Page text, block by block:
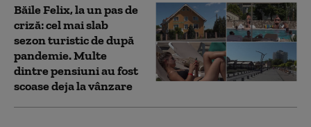
Băile Felix, la un pas de
criză: cel mai slab
sezon turistic de după
pandemie. Multe
dintre pensiuni au fost
scoase deja la vânzare